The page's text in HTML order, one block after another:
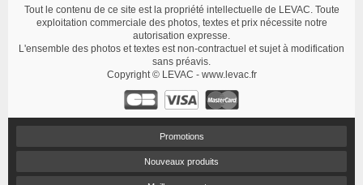
Tout le contenu de ce site est la propriété intellectuelle de LEVAC. Toute
exploitation commerciale des photos, textes et prix nécessite notre
autorisation expresse.
L'ensemble des photos et textes est non-contractuel et sujet à modification
sans préavis.
Copyright © LEVAC - www.levac.fr
Promotions
Nouveaux produits